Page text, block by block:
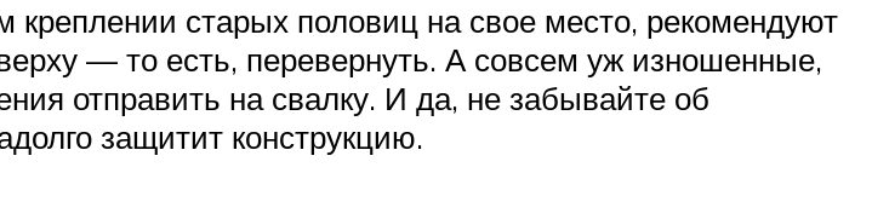
старых половиц на свое место, рекомендуют
— то есть, перевернуть. А совсем уж изношенные,
отправить на свалку. И да, не забывайте об
защитит конструкцию.